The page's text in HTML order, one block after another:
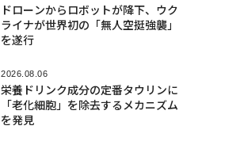
ドローンからロボットが降下、ウク
ライナが世界初の「無人空挺強襲」
を遂行
2026.08.06
栄養ドリンク成分の定番タウリンに
「老化細胞」を除去するメカニズム
を発見